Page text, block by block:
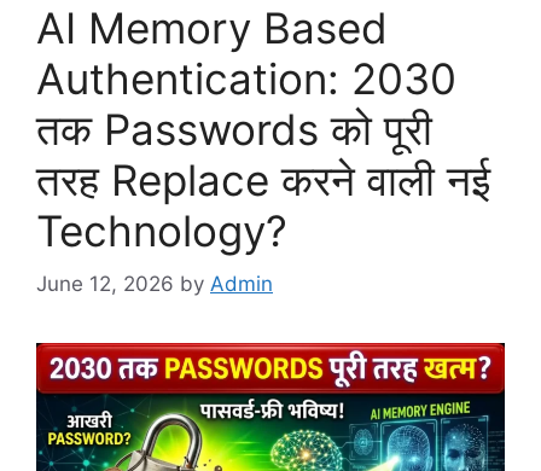
AI Memory Based
Authentication: 2030
तक Passwords को पूरी
तरह Replace करने वाली नई
Technology?
June 12, 2026 by Admin